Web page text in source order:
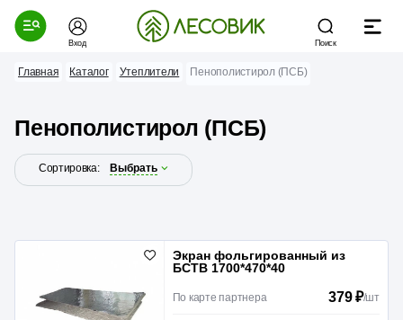
Вход Поиск
Главная Каталог Утеплители Пенополистирол (ПСБ)
Пенополистирол (ПСБ)
Сортировка: Выбрать
Экран фольгированный из
БСТВ 1700*470*40
По карте партнера 379 ₽/шт